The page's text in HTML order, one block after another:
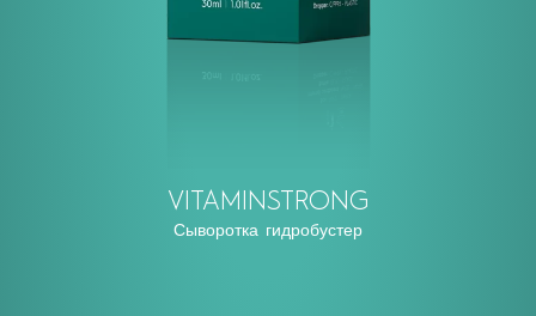
VITAMINSTRONG
Сыворотка гидробустер